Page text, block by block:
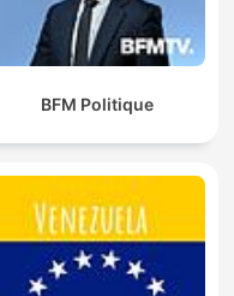
BFM Politique